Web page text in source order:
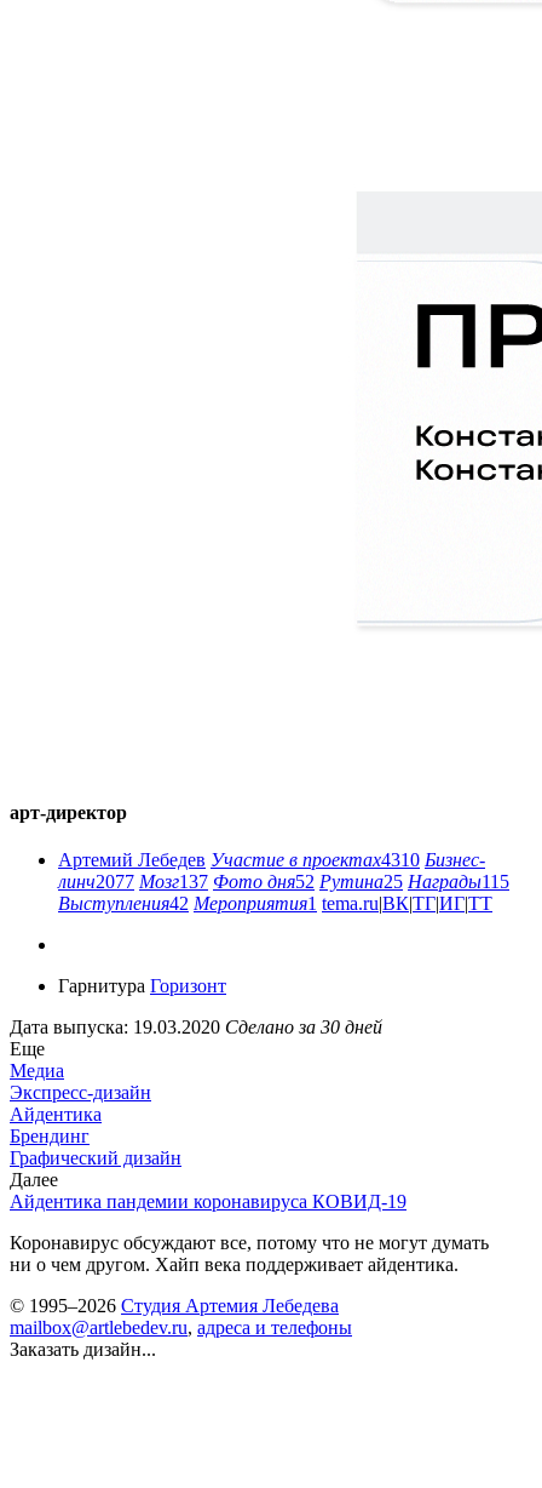
арт-директор
Артемий Лебедев Участие в проектах4310 Бизнес-
линч2077 Мозг137 Фото дня52 Рутина25 Награды115
Выступления42 Мероприятия1 tema.ru|ВК|ТГ|ИГ|ТТ
Гарнитура Горизонт
Дата выпуска: 19.03.2020 Сделано за 30 дней
Еще
Медиа
Экспресс-дизайн
Айдентика
Брендинг
Графический дизайн
Далее
Айдентика пандемии коронавируса КОВИД-19
Коронавирус обсуждают все, потому что не могут думать
ни о чем другом. Хайп века поддерживает айдентика.
© 1995–2026 Студия Артемия Лебедева
mailbox@artlebedev.ru, адреса и телефоны
Заказать дизайн...